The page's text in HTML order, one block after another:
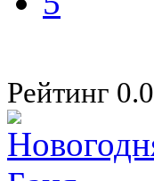
Рейтинг 0.0